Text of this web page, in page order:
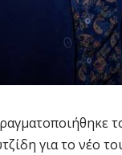
για το νέο